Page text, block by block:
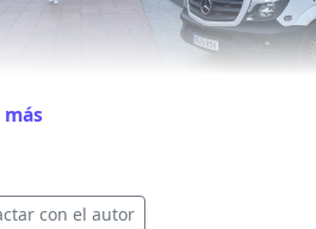
con el autor